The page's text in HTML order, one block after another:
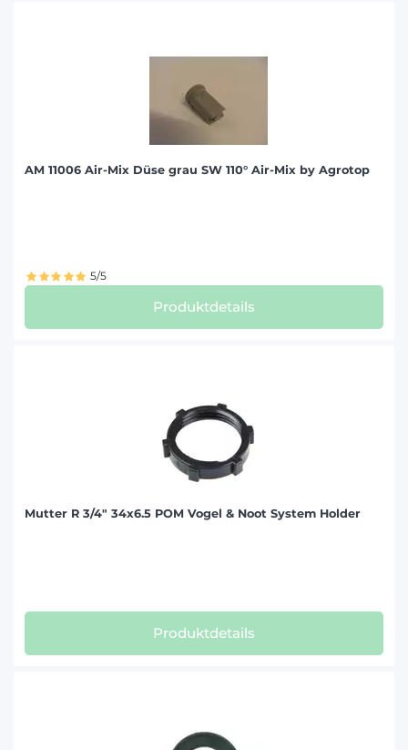
AM 11006 Air-Mix Düse grau SW 110° Air-Mix by Agrotop
5/5
Produktdetails
Mutter R 3/4" 34x6.5 POM Vogel & Noot System Holder
Produktdetails